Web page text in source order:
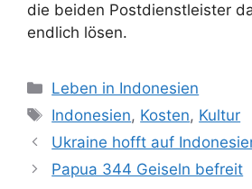
die beiden Postdienstleister
endlich lösen.
K
a
e
g
Leben in Indonesien
S
c
l
Indonesien, Kosten, Kultur
Ukraine hofft auf
Papua 344 Geiseln befreit